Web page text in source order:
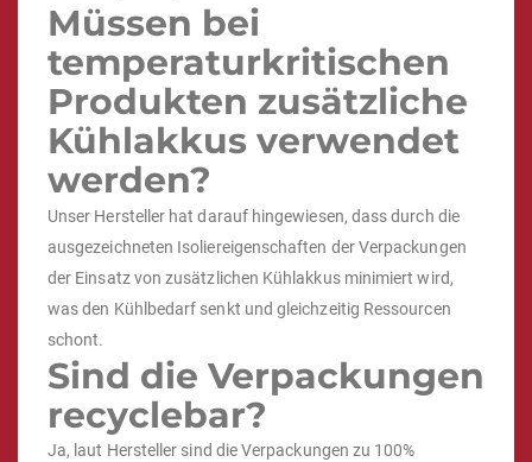
Müssen bei
temperaturkritischen
Produkten zusätzliche
Kühlakkus verwendet
werden?
Unser Hersteller hat darauf hingewiesen, dass durch die
ausgezeichneten Isoliereigenschaften der Verpackungen
der Einsatz von zusätzlichen Kühlakkus minimiert wird,
was den Kühlbedarf senkt und gleichzeitig Ressourcen
schont.
Sind die Verpackungen
recyclebar?
Ja, laut Hersteller sind die Verpackungen zu 100%